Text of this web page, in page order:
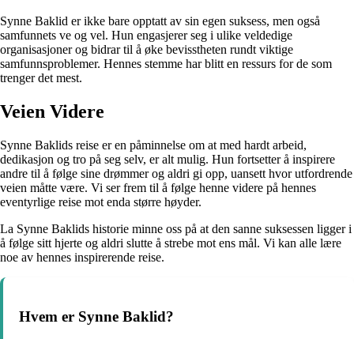
Synne Baklid er ikke bare opptatt av sin egen suksess, men også
samfunnets ve og vel. Hun engasjerer seg i ulike veldedige
organisasjoner og bidrar til å øke bevisstheten rundt viktige
samfunnsproblemer. Hennes stemme har blitt en ressurs for de som
trenger det mest.
Veien Videre
Synne Baklids reise er en påminnelse om at med hardt arbeid,
dedikasjon og tro på seg selv, er alt mulig. Hun fortsetter å inspirere
andre til å følge sine drømmer og aldri gi opp, uansett hvor utfordrende
veien måtte være. Vi ser frem til å følge henne videre på hennes
eventyrlige reise mot enda større høyder.
La Synne Baklids historie minne oss på at den sanne suksessen ligger i
å følge sitt hjerte og aldri slutte å strebe mot ens mål. Vi kan alle lære
noe av hennes inspirerende reise.
Hvem er Synne Baklid?